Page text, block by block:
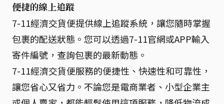
便捷的線上追蹤
7-11經濟交貨便提供線上追蹤系統，讓您隨時掌握
包裹的配送狀態。您可以透過7-11官網或APP輸入
寄件編號，查詢包裹的最新動態。
7-11經濟交貨便服務的便捷性、快速性和可靠性，
讓您省心又省力。不論您是電商業者、小型企業主